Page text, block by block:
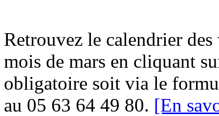
Retrouvez le calendrier
mois de mars en cliquant
obligatoire soit via le
au 05 63 64 49 80. [En